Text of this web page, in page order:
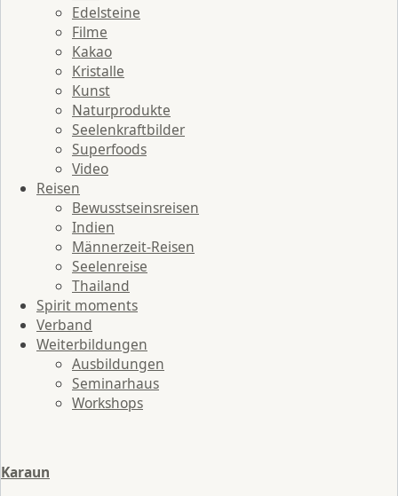
Edelsteine
Filme
Kakao
Kristalle
Kunst
Naturprodukte
Seelenkraftbilder
Superfoods
Video
Reisen
Bewusstseinsreisen
Indien
Männerzeit-Reisen
Seelenreise
Thailand
Spirit moments
Verband
Weiterbildungen
Ausbildungen
Seminarhaus
Workshops
Karaun